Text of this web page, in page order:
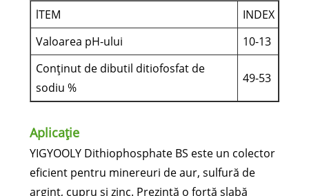
lTEM
INDEX
Valoarea pH-ului
10-13
Conținut de dibutil ditiofosfat de
sodiu %
49-53
Aplicație
YIGYOOLY Dithiophosphate BS este un colector
eficient pentru minereuri de aur, sulfură de
argint, cupru și zinc. Prezintă o forță slabă